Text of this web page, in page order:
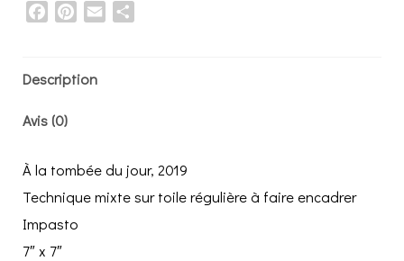
FacebookPinterest
Email
Description
Avis (0)
À la tombée du jour, 2019
Technique mixte sur toile régulière à faire encadrer
Impasto
7″ x 7″